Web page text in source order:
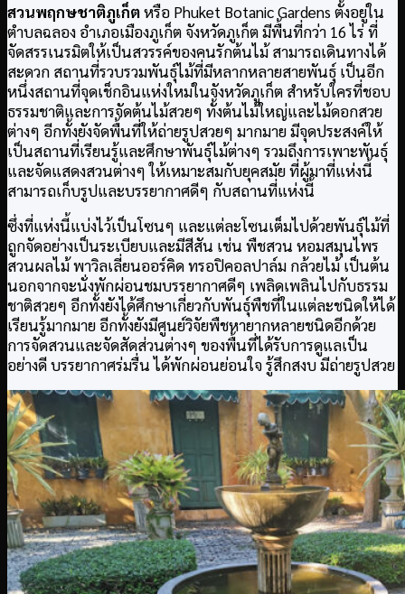
สวนพฤกษชาติภูเก็ตหรือ Phuket Botanic Gardens ตั้งอยู่ใน
ตำบลฉลอง อำเภอเมืองภูเก็ต จังหวัดภูเก็ต มีพื้นที่กว่า 16 ไร่ ที่
จัดสรรเนรมิตให้เป็นสวรรค์ของคนรักต้นไม้ สามารถเดินทางได้
สะดวก สถานที่รวบรวมพันธุ์ไม้ที่มีหลากหลายสายพันธุ์ เป็นอีก
หนึ่งสถานที่จุดเช็กอินแห่งใหม่ในจังหวัดภูเก็ต สำหรับใครที่ชอบ
ธรรมชาติและการจัดต้นไม้สวยๆ ทั้งต้นไม้ใหญ่และไม้ดอกสวย
ต่างๆ อีกทั้งยังจัดพื้นที่ให้ถ่ายรูปสวยๆ มากมาย มีจุดประสงค์ให้
เป็นสถานที่เรียนรู้และศึกษาพันธุ์ไม้ต่างๆ รวมถึงการเพาะพันธุ์
และจัดแสดงสวนต่างๆ ให้เหมาะสมกับยุคสมัย ที่ผู้มาที่แห่งนี้
สามารถเก็บรูปและบรรยากาศดีๆ กับสถานที่แห่งนี้
ซึ่งที่แห่งนี้แบ่งไว้เป็นโซนๆ และแต่ละโซนเต็มไปด้วยพันธ์ุไม้ที่
ถูกจัดอย่างเป็นระเบียบและมีสีสัน เช่น พืชสวน หอมสมุนไพร
สวนผลไม้ พาวิลเลี่ยนออร์คิด ทรอปิคอลปาล์ม กล้วยไม้ เป็นต้น
นอกจากจะนั่งพักผ่อนชมบรรยากาศดีๆ เพลิดเพลินไปกับธรรม
ชาติสวยๆ อีกทั้งยังได้ศึกษาเกี่ยวกับพันธุ์พืชที่ในแต่ละชนิดให้ได้
เรียนรู้มากมาย อีกทั้งยังมีศูนย์วิจัยพืชหายากหลายชนิดอีกด้วย
การจัดสวนและจัดสัดส่วนต่างๆ ของพื้นที่ได้รับการดูแลเป็น
อย่างดี บรรยากาศร่มรื่น ได้พักผ่อนย่อนใจ รู้สึกสงบ มีถ่ายรูปสวย